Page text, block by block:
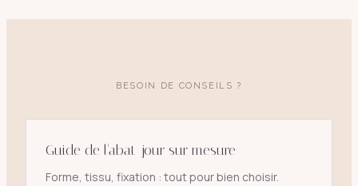
BESOIN DE CONSEILS ?
Guide de l'abat-jour sur mesure
Forme, tissu, fixation : tout pour bien choisir.